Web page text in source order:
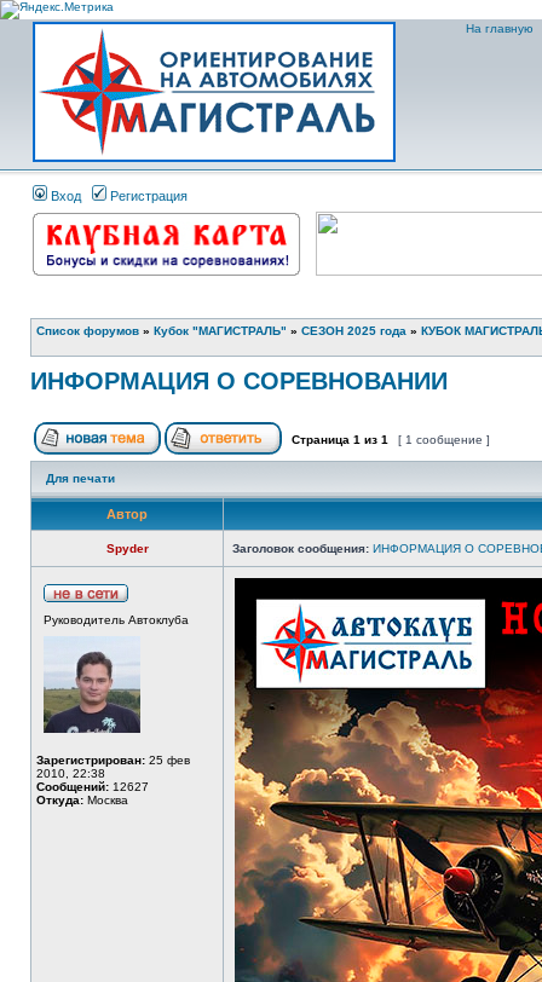
На главную
Вход Регистрация
Список форумов » Кубок "МАГИСТРАЛЬ" » СЕЗОН 2025 года » КУБОК
ИНФОРМАЦИЯ О СОРЕВНОВАНИИ
Страница 1 из 1 [ 1 сообщение ]
Для печати
Автор
Spyder Заголовок сообщения: ИНФОРМАЦИЯ О
Руководитель Автоклуба
Зарегистрирован: 25 фев
2010, 22:38
Сообщений: 12627
Откуда: Москва